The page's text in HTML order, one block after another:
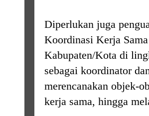
Diperlukan juga
Koordinasi Kerja
Kabupaten/Kota di
sebagai koordinator
merencanakan objek-
kerja sama, hingga